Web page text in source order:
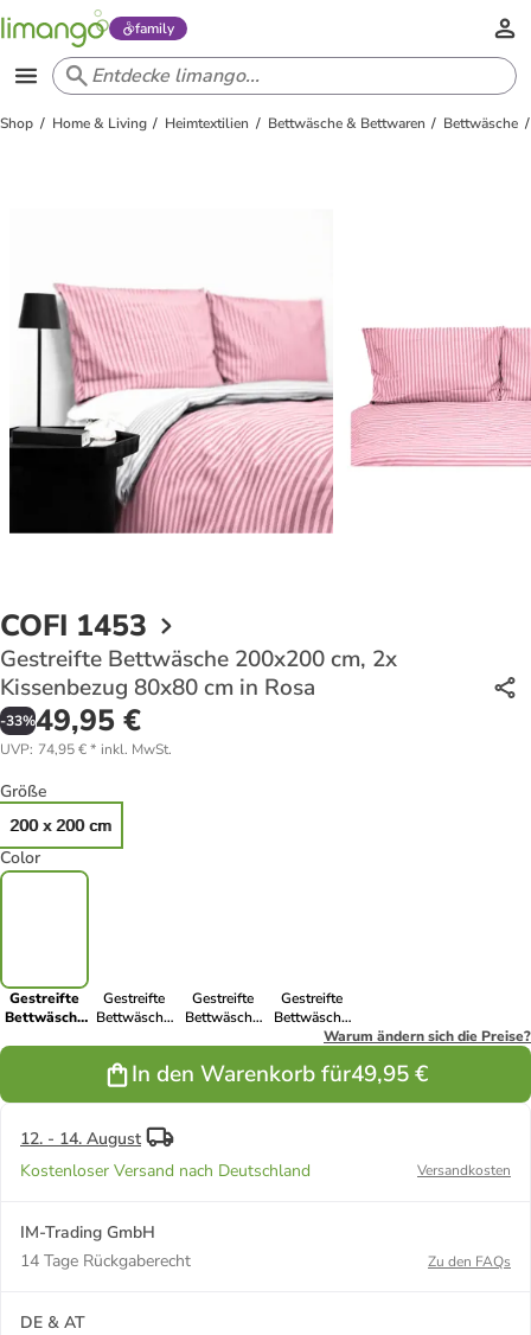
family
Shop Home & Living Heimtextilien Bettwäsche & Bettwaren Bettwäsche
COFI 1453
Gestreifte Bettwäsche 200x200 cm, 2x
Kissenbezug 80x80 cm in Rosa
-33%49,95 €
UVP: 74,95 €* inkl. MwSt.
Größe
200 x 200 cm
Color
Gestreifte
Bettwäsche
Gestreifte
Bettwäsche
Kissenbezug
80x80 cm in
Gestreifte
Bettwäsche
Kissenbezug
Gestreifte
Bettwäsche
200x200 cm,
Kissenbezug
Warum ändern sich die Preise?
In den Warenkorb für49,95 €
12. - 14. August
Kostenloser Versand nach Deutschland
Versandkosten
IM-Trading GmbH
14 Tage Rückgaberecht
Zu den FAQs
DE & AT